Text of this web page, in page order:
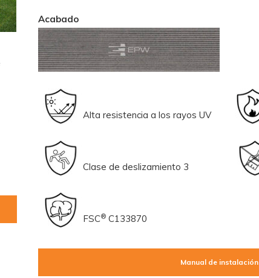
Acabado
Alta resistencia a los rayos UV
Clase de deslizamiento 3
FSC® C133870
Manual de instalación